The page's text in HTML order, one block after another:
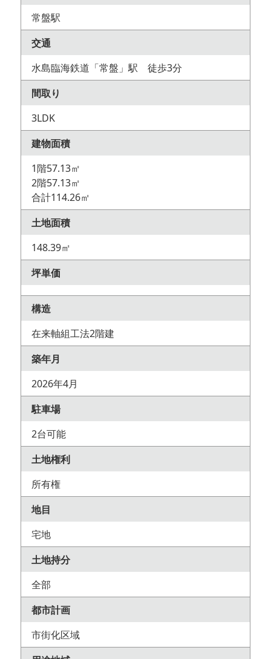
常盤駅
交通
水島臨海鉄道「常盤」駅 徒歩3分
間取り
3LDK
建物面積
1階57.13㎡
2階57.13㎡
合計114.26㎡
土地面積
148.39㎡
坪単価
構造
在来軸組工法2階建
築年月
2026年4月
駐車場
2台可能
土地権利
所有権
地目
宅地
土地持分
全部
都市計画
市街化区域